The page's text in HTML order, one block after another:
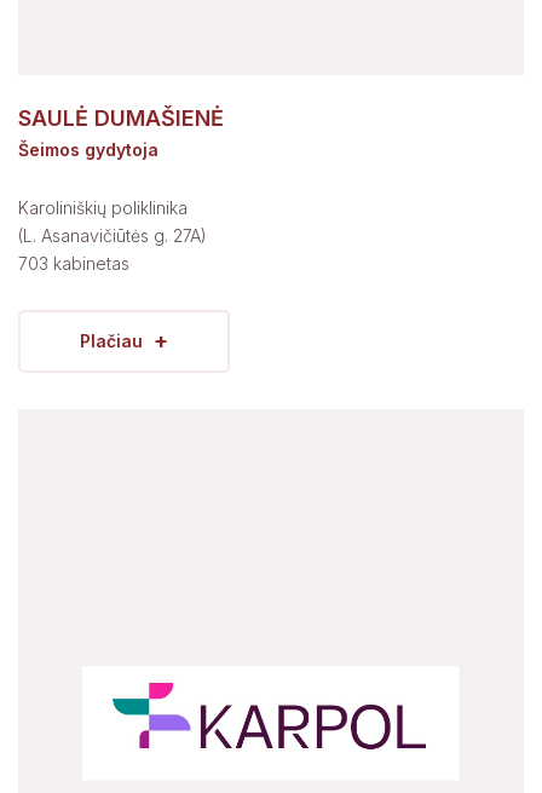
SAULĖ DUMAŠIENĖ
Šeimos gydytoja
Karoliniškių poliklinika
(L. Asanavičiūtės g. 27A)
703 kabinetas
Plačiau +